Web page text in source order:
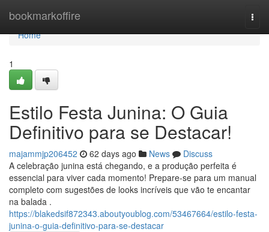
bookmarkoffire
Home
Home
1
Estilo Festa Junina: O Guia
Definitivo para se Destacar!
majammjp206452 62 days ago News
Discuss
A celebração junina está chegando, e a produção perfeita é
essencial para viver cada momento! Prepare-se para um manual
completo com sugestões de looks incríveis que vão te encantar
na balada .
https://blakedsif872343.aboutyoublog.com/53467664/estilo-festa-
junina-o-guia-definitivo-para-se-destacar